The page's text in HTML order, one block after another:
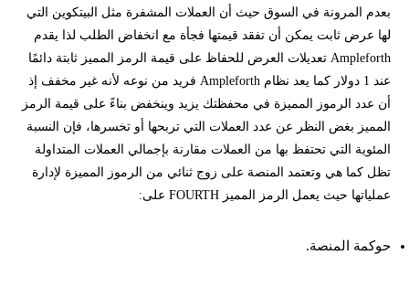
بعدم المرونة في السوق حيث أن العملات المشفرة مثل البيتكوين التي
لها عرض ثابت يمكن أن تفقد قيمتها فجأة مع انخفاض الطلب لذا يقدم
Ampleforth تعديلات العرض للحفاظ على قيمة الرمز المميز ثابتة دائمًا
عند 1 دولار كما يعد نظام Ampleforth فريد من نوعه لأنه غير مخفف إذ
أن عدد الرموز المميزة في محفظتك يزيد وينخفض ​​بناءً على قيمة الرمز
المميز بغض النظر عن عدد العملات التي تربحها أو تخسرها، فإن النسبة
المئوية التي تحتفظ بها من العملات مقارنة بإجمالي العملات المتداولة
تظل كما هي وتعتمد المنصة على زوج ثنائي من الرموز المميزة لإدارة
عملياتها حيث يعمل الرمز المميز FOURTH على:
حوكمة المنصة.